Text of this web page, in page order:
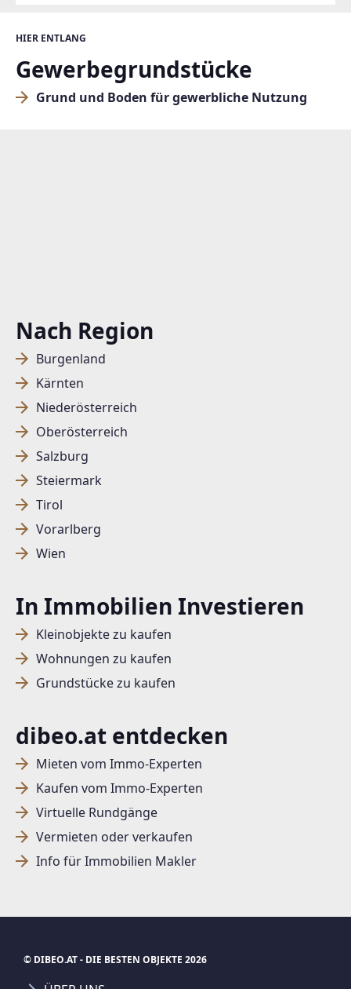
HIER ENTLANG
Gewerbegrundstücke
Grund und Boden für gewerbliche Nutzung
Nach Region
Burgenland
Kärnten
Niederösterreich
Oberösterreich
Salzburg
Steiermark
Tirol
Vorarlberg
Wien
In Immobilien Investieren
Kleinobjekte zu kaufen
Wohnungen zu kaufen
Grundstücke zu kaufen
dibeo.at entdecken
Mieten vom Immo-Experten
Kaufen vom Immo-Experten
Virtuelle Rundgänge
Vermieten oder verkaufen
Info für Immobilien Makler
© DIBEO.AT - DIE BESTEN OBJEKTE 2026